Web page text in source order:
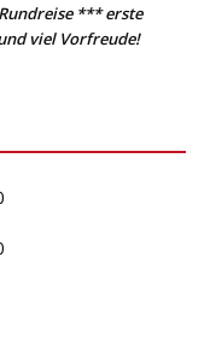
*** erste
viel Vorfreude!